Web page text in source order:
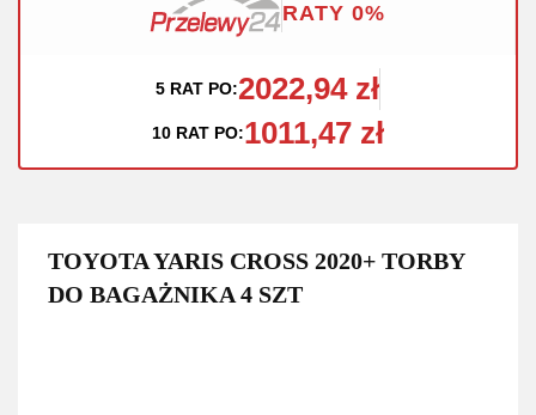
RATY 0%
5 RAT PO:2022,94 zł
10 RAT PO:1011,47 zł
TOYOTA YARIS CROSS 2020+ TORBY
DO BAGAŻNIKA 4 SZT